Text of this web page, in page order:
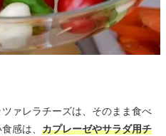
ァレラチーズは、そのまま食べ
感は、 カプレーゼやサラダ用チ